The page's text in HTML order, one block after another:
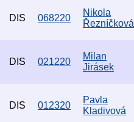
DIS 068220
Nikola
Řezníčková
DIS 021220
Milan
Jirásek
DIS 012320
Pavla
Kladivová